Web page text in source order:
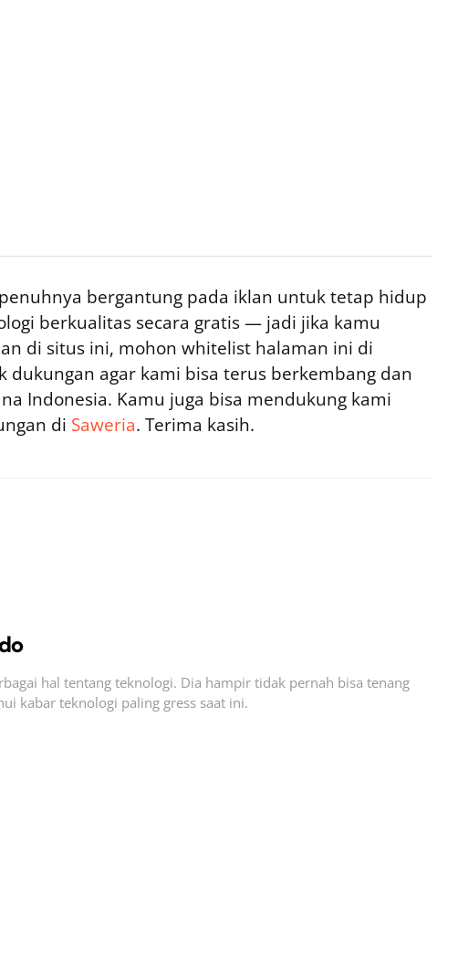
bergantung pada iklan untuk tetap hidup
berkualitas secara gratis — jadi jika kamu
di situs ini, mohon whitelist halaman ini di
dukungan agar kami bisa terus berkembang dan
Indonesia. Kamu juga bisa mendukung kami
di Saweria. Terima kasih.
hal tentang teknologi. Dia hampir tidak pernah bisa tenang
kabar teknologi paling gress saat ini.